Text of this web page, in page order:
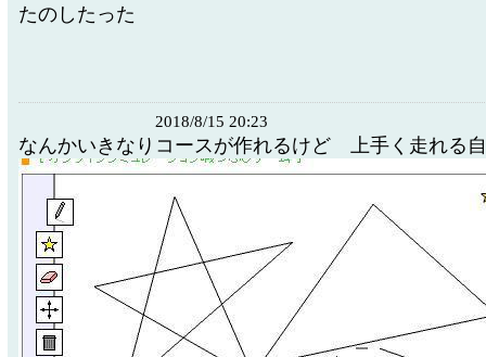
たのしたった
2018/8/15 20:23
なんかいきなりコースが作れるけど 上手く走れる